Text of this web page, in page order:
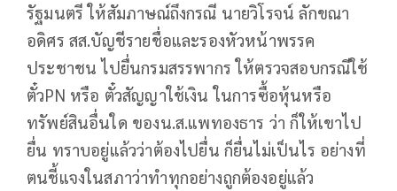
รัฐมนตรี ให้สัมภาษณ์ถึงกรณี นายวิโรจน์ ลักขณา
อดิศร สส.บัญชีรายชื่อและรองหัวหน้าพรรค
ประชาชน ไปยื่นกรมสรรพากร ให้ตรวจสอบกรณีใช้
ตั๋วPN หรือ ตั๋วสัญญาใช้เงิน ในการซื้อหุ้นหรือ
ทรัพย์สินอื่นใด ของน.ส.แพทองธาร ว่า ก็ให้เขาไป
ยื่น ทราบอยู่แล้วว่าต้องไปยื่น ก็ยื่นไม่เป็นไร อย่างที่
ตนชี้แจงในสภาว่าทำทุกอย่างถูกต้องอยู่แล้ว